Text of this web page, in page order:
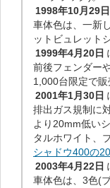
1998年10月29日
車体色は、一新
ットビュレット
1999年4月20日
前後フェンダー
1,000台限定で販
2001年1月30日
排出ガス規制に
より20mm低い
タルホワイト、
シャドウ400の
2003年4月22日
車体色は、3色(